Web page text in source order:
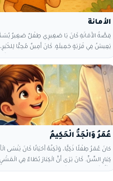
الأمانة
قِصَّةُ الأَمَانَةِ كَانَ يَا صَغِيرِي طِفْلٌ صَغِيرٌ
يَعِيشُ فِي قَرْيَةٍ جَمِيلَةٍ. كَانَ أَمِينٌ مُحِبًّا
قَوْلَ الصِّدْقِ دَائِمًا. فِي يَوْمٍ مِنَ الأَيَّامِ، وَجَدَ
مِحْفَظَةً صَغِيرَةً فِي الطَّرِيقِ. فَتَحَهَا فَوَجَدَ
فَقَالَ فِي نَفْسِهِ: «هَذِهِ لَيْسَتْ لِي، وَيَجِبُ أَنْ
صَاحِبِهَا». ذَهَبَ أَمِينٌ إِلَى بَيْتِ الرَّجُلِ الَّذِي
مَكْتُوبًا فِي المِحْفَظَةِ، وَأَعَادَ لَهُ الأَمَانَةَ بِفَرَحٍ.
كَثِيرًا، وَقَالَ: «أَحْسَنْتَ يَا أَمِينُ، أَنْتَ
كانَ عُمَرُ طِفْلًا ذَكِيًّا، وَلَكِنَّهُ أَحْيَانًا كَانَ يَنْسَى
كِبَارِ السِّنِّ. كَانَ يَرَى أَنَّ الْكِبَارَ بُطَاءٌ فِي الْمَشْيِ
وَأَنَّهُ أَسْرَعُ مِنْهُمْ وَأَقْوَى. فِي يَوْمِ الْجُمُعَةِ،